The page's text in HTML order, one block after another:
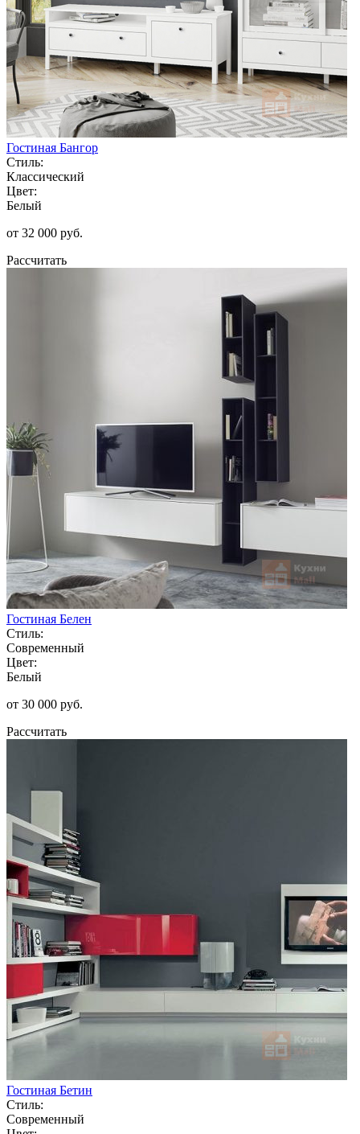
Гостиная Бангор
Стиль:
Классический
Цвет:
Белый
от 32 000 руб.
Рассчитать
Гостиная Белен
Стиль:
Современный
Цвет:
Белый
от 30 000 руб.
Рассчитать
Гостиная Бетин
Стиль:
Современный